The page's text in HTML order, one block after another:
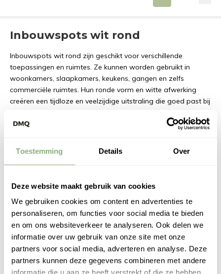
Toestemming Details Over
Deze website maakt gebruik van cookies
We gebruiken cookies om content en advertenties te
personaliseren, om functies voor social media te bieden
en om ons websiteverkeer te analyseren. Ook delen we
informatie over uw gebruik van onze site met onze
partners voor social media, adverteren en analyse. Deze
partners kunnen deze gegevens combineren met andere
informatie die u aan ze heeft verstrekt of die ze hebben
Inbouwspots wit rond
Inbouwspots wit rond zijn geschikt voor verschillende
toepassingen en ruimtes. Ze kunnen worden gebruikt in
woonkamers, slaapkamers, keukens, gangen en zelfs
commerciële ruimtes. Hun ronde vorm en witte afwerking
creëren een tijdloze en veelzijdige uitstraling die goed past bij
wit rond bieden zowel algemene verlichting om de hele
elementen of gebieden te benadrukken.
kunnen direct in het plafond worden gemonteerd met behulp
van veerklemmen, wat een snelle en eenvoudige installatie
mogelijk maakt. Daarnaast kunnen ze worden ingebouwd in
een speciale behuizing voor een strakkere en naadloze
afwerking. Deze flexibiliteit maakt het gemakkelijk om
inbouwspots wit rond aan te passen aan de dikte van het
plafond en de specifieke eisen van de ruimte.